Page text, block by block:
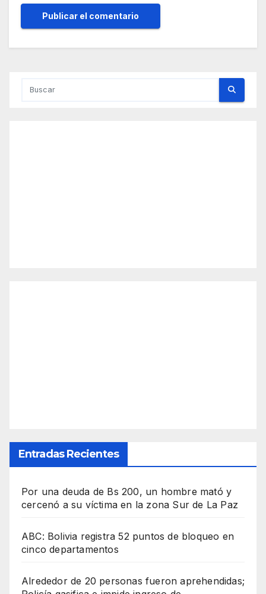
Entradas Recientes
Por una deuda de Bs 200, un hombre mató y
cercenó a su víctima en la zona Sur de La Paz
ABC: Bolivia registra 52 puntos de bloqueo en
cinco departamentos
Alrededor de 20 personas fueron aprehendidas;